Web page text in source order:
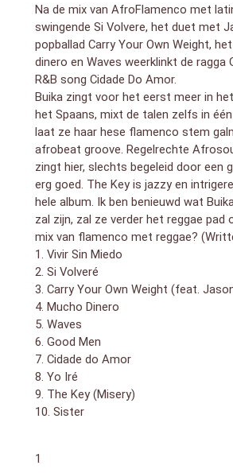
Na de mix van AfroFlamenco met
swingende Si Volvere, het duet met
popballad Carry Your Own Weight,
dinero en Waves weerklinkt de ragga
R&B song Cidade Do Amor.
Buika zingt voor het eerst meer in
het Spaans, mixt de talen zelfs in
laat ze haar hese flamenco stem
afrobeat groove. Regelrechte
zingt hier, slechts begeleid door een
erg goed. The Key is jazzy en
hele album. Ik ben benieuwd wat
zal zijn, zal ze verder het reggae pad
mix van flamenco met reggae?
1. Vivir Sin Miedo
2. Si Volveré
3. Carry Your Own Weight (feat.
4. Mucho Dinero
5. Waves
6. Good Men
7. Cidade do Amor
8. Yo Iré
9. The Key (Misery)
10. Sister
1